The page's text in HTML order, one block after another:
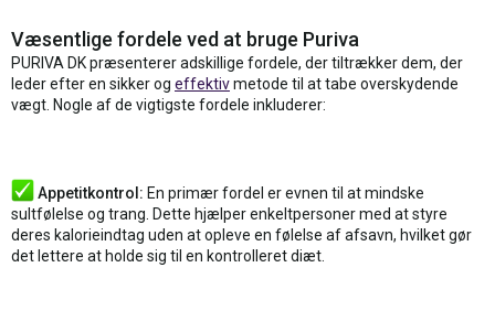
Væsentlige fordele ved at bruge Puriva
PURIVA DK præsenterer adskillige fordele, der tiltrækker dem, der
leder efter en sikker og effektivmetode til at tabe overskydende
vægt. Nogle af de vigtigste fordele inkluderer:
Appetitkontrol: En primær fordel er evnen til at mindske
sultfølelse og trang. Dette hjælper enkeltpersoner med at styre
deres kalorieindtag uden at opleve en følelse af afsavn, hvilket gør
det lettere at holde sig til en kontrolleret diæt.